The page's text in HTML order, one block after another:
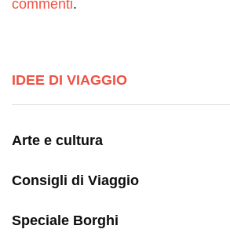
commenti.
IDEE DI VIAGGIO
Arte e cultura
Consigli di Viaggio
Speciale Borghi